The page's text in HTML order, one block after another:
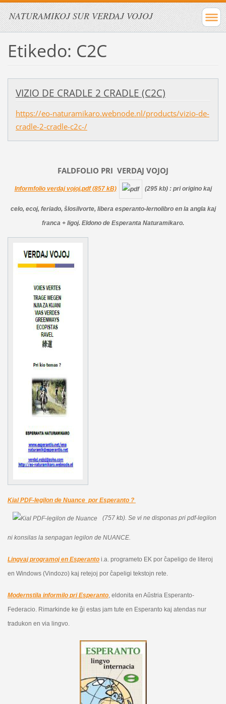
NATURAMIKOJ SUR VERDAJ VOJOJ
Etikedo: C2C
VIZIO DE CRADLE 2 CRADLE (C2C)
https://eo-naturamikaro.webnode.nl/products/vizio-de-
cradle-2-cradle-c2c-/
FALDFOLIO PRI VERDAJ VOJOJ
Informfolio verdaj vojoj.pdf (857 kB) (295 kb) : pri origino kaj
celo, ecoj, feriado, ŝlosilvorte, libera esperanto-lernolibro en la angla kaj
franca + ligoj. Eldono de Esperanta Naturamikaro.
Kial PDF-legilon de Nuance por Esperanto ?
(757 kb). Se vi ne disponas pri pdf-legilon
ni konsilas la senpagan legilon de NUANCE.
Lingvaj programoj en Esperantoi.a. programeto EK por ĉapeligo de literoj
en Windows (Vindozo) kaj retejoj por ĉapeligi tekstojn rete.
Modernstila informilo pri Esperanto, eldonita en Aŭstria Esperanto-
Federacio. Rimarkinde ke ĝi estas jam tute en Esperanto kaj atendas nur
tradukon en via lingvo.